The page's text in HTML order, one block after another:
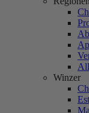
Winzer